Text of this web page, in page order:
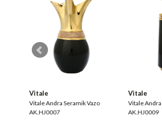
Vitale
Vitale Andra Seramik Vazo
AK.HJ0007
Vitale
Vitale Andra
AK.HJ0009